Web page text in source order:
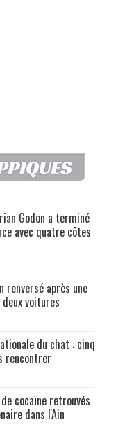
Godon a terminé
avec quatre côtes
renversé après une
voitures
du chat : cinq
rencontrer
cocaïne retrouvés
dans l'Ain